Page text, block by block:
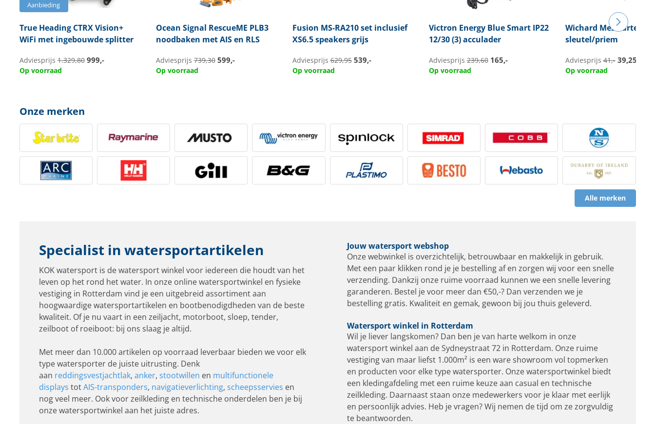
Aanbieding
True HeadingCTRX Vision+
WiFi met ingebouwde splitter
Adviesprijs1.329,80 999,-
Op voorraad
Ocean Signal RescueME PLB3
noodbaken met AIS en RLS
Adviesprijs739,30 599,-
Op voorraad
Fusion MS-RA210 set inclusief
XS6.5 speakers grijs
Adviesprijs629,95 539,-
Op voorraad
Victron EnergyBlue Smart IP22
12/30 (3) acculader
Adviesprijs239,60 165,-
Op voorraad
Wichard Mes kartel
sleutel/priem
Adviesprijs41,- 39,25
Op voorraad
Onze merken
Alle merken
Specialist in watersportartikelen
KOK watersport is de watersport winkel voor iedereen die houdt van het
leven op het rond het water. In onze online watersportwinkel en fysieke
vestiging in Rotterdam vind je een uitgebreid assortiment aan
hoogwaardige watersportartikelen en bootbenodigdheden van de beste
kwaliteit. Of je nu vaart in een zeiljacht, motorboot, sloep, tender,
zeilboot of roeiboot: bij ons slaag je altijd.
Met meer dan 10.000 artikelen op voorraad leverbaar bieden we voor elk
type watersporter de juiste uitrusting. Denk
aan reddingsvestjachtlak, anker, stootwillen en multifunctionele
displays totAIS-transponders, navigatieverlichting, scheepsservies en
nog veel meer. Ook voor zeilkleding en technische onderdelen ben je bij
onze watersportwinkel aan het juiste adres.
Jouw watersport webshop
Onze webwinkel is overzichtelijk, betrouwbaar en makkelijk in gebruik.
Met een paar klikken rond je je bestelling af en zorgen wij voor een snelle
verzending. Dankzij onze ruime voorraad kunnen we een snelle levering
garanderen. Bestel je voor meer dan €50,-? Dan verzenden we je
bestelling gratis. Kwaliteit en gemak, gewoon bij jou thuis geleverd.
Watersport winkel in Rotterdam
Wil je liever langskomen? Dan ben je van harte welkom in onze
watersport winkel aan de Sydneystraat 72 in Rotterdam. Onze ruime
vestiging van maar liefst 1.000m² is een ware showroom vol topmerken
en producten voor elke type watersporter. Onze watersportwinkel biedt
een kledingafdeling met een ruime keuze aan casual en technische
zeilkleding. Daarnaast staan onze medewerkers voor je klaar met eerlijk
en persoonlijk advies. Heb je vragen? Wij nemen de tijd om ze zorgvuldig
te beantwoorden.